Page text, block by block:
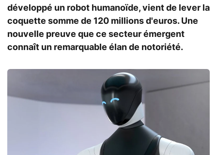
développé un robot humanoïde, vient de lever la
coquette somme de 120 millions d'euros. Une
nouvelle preuve que ce secteur émergent
connaît un remarquable élan de notoriété.